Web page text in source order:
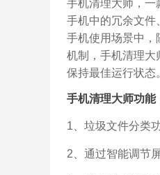
手机清理大师，一
手机中的冗余文件
手机使用场景中，
机制，手机清理大
保持最佳运行状态
手机清理大师功能
1、垃圾文件分类
2、通过智能调节